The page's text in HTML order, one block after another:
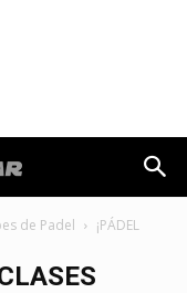
de Padel
¡PÁDEL